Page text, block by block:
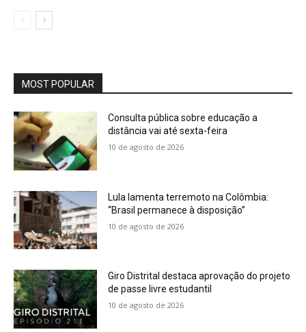
MOST POPULAR
Consulta pública sobre educação a
distância vai até sexta-feira
10 de agosto de 2026
Lula lamenta terremoto na Colômbia:
“Brasil permanece à disposição”
10 de agosto de 2026
Giro Distrital destaca aprovação do projeto
de passe livre estudantil
10 de agosto de 2026